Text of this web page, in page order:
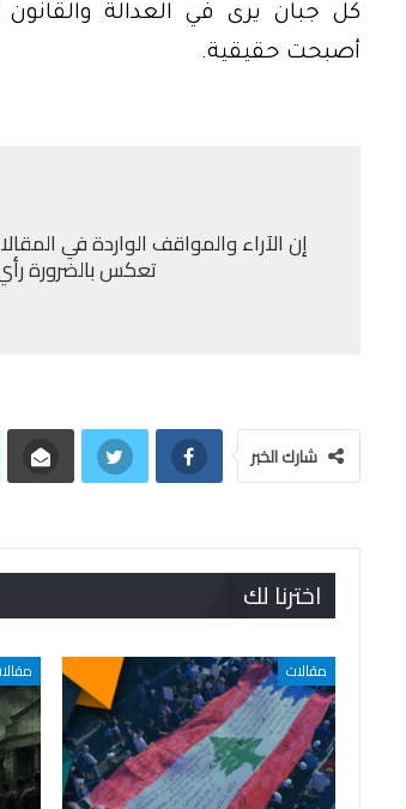
كل جبان يرى في العدالة والقانون
أصبحت حقيقية.
إن الآراء والمواقف الواردة في
تعكس بالضرورة رأي
شارك الخبر
اخترنا لك
مقالات